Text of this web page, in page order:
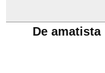
De amatista